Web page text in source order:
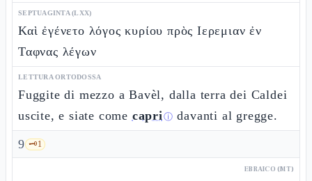
SEPTUAGINTA (LXX)
Καὶ ἐγένετο λόγος κυρίου πρὸς Ιερεμιαν ἐν
Ταφνας λέγων
LETTURA ORTODOSSA
Fuggite di mezzo a Bavèl, dalla terra dei Caldei
uscite, e siate come capriⓘ davanti al gregge.
9 🗝️1
EBRAICO (MT)